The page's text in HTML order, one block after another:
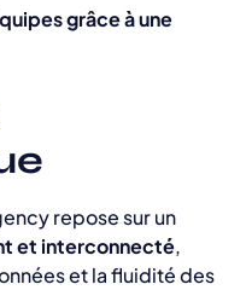
grâce à une
repose sur un
et interconnecté,
et la fluidité des